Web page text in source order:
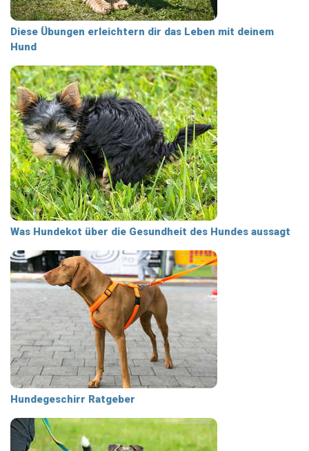
Diese Übungen erleichtern dir das Leben mit deinem
Hund
Was Hundekot über die Gesundheit des Hundes aussagt
Hundegeschirr Ratgeber